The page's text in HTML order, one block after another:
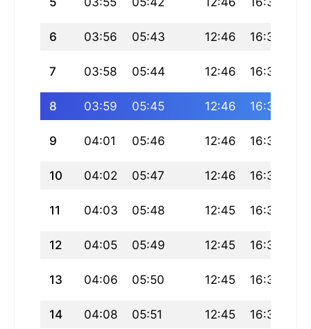
6 03:56 05:43 12:46 16:39
7 03:58 05:44 12:46 16:38
8 03:59 05:45 12:46 16:38
9 04:01 05:46 12:46 16:37
10 04:02 05:47 12:46 16:37
11 04:03 05:48 12:45 16:36
12 04:05 05:49 12:45 16:36
13 04:06 05:50 12:45 16:35
14 04:08 05:51 12:45 16:34